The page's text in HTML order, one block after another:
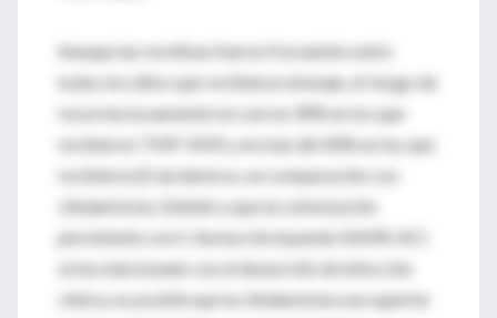
Aunque las recidivas fueron frecuentes entre
todos los niños que recibieron drenaje, el riesgo de
recurrencia aumentó en casi un 30% en los que
recibieron TMP-SMX y en más del 40% en los que
recibieron β-lactámicos, en comparación con
clindamicina. Debido a que la colonización
persistente con S. Aureus (incluyendo SAMR-AC)
se ha relacionado con el desarrollo de infección
clínica, es posible que la clindamicina sea superior